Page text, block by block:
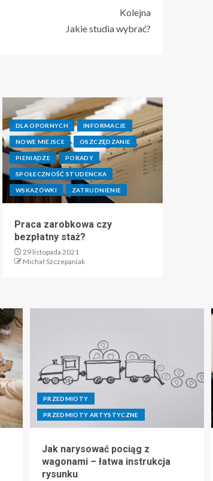
Kolejna
Jakie studia wybrać?
DLA OPORNYCH INFORMACJE
NOWE MIEJSCE OSZCZĘDZANIE
PIENIĄDZE PORADY
SPOŁECZNOŚĆ STUDENCKA
WSKAZÓWKI ZATRUDNIENIE
Praca zarobkowa czy
bezpłatny staż?
29 listopada 2021
Michał Szczepaniak
PRZEDMIOTY
PRZEDMIOTY ARTYSTYCZNE
Jak narysować pociąg z
wagonami – łatwa instrukcja
rysunku